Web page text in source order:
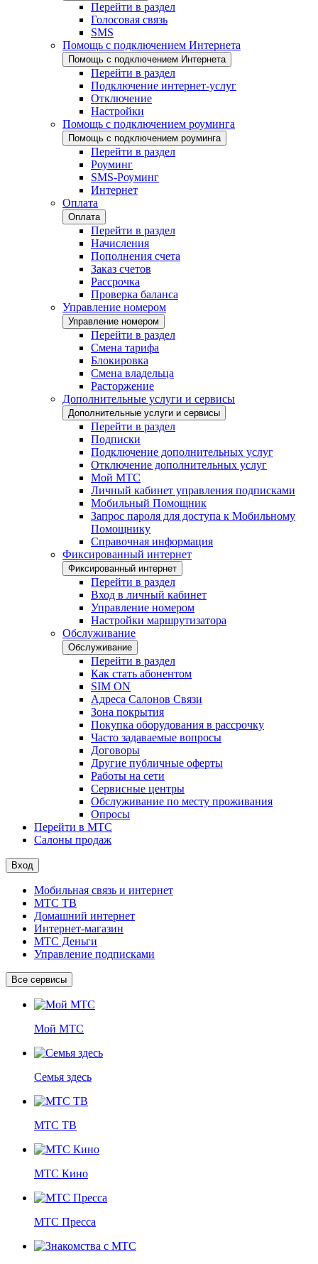
Перейти в раздел
Голосовая связь
SMS
Помощь с подключением Интернета
Помощь с подключением Интернета
Перейти в раздел
Подключение интернет-услуг
Отключение
Настройки
Помощь с подключением роуминга
Помощь с подключением роуминга
Перейти в раздел
Роуминг
SMS-Роуминг
Интернет
Оплата
Оплата
Перейти в раздел
Начисления
Пополнения счета
Заказ счетов
Рассрочка
Проверка баланса
Управление номером
Управление номером
Перейти в раздел
Смена тарифа
Блокировка
Смена владельца
Расторжение
Дополнительные услуги и сервисы
Дополнительные услуги и сервисы
Перейти в раздел
Подписки
Подключение дополнительных услуг
Отключение дополнительных услуг
Мой МТС
Личный кабинет управления подписками
Мобильный Помощник
Запрос пароля для доступа к Мобильному
Помощнику
Справочная информация
Фиксированный интернет
Фиксированный интернет
Перейти в раздел
Вход в личный кабинет
Управление номером
Настройки маршрутизатора
Обслуживание
Обслуживание
Перейти в раздел
Как стать абонентом
SIM ON
Адреса Салонов Связи
Зона покрытия
Покупка оборудования в рассрочку
Часто задаваемые вопросы
Договоры
Другие публичные оферты
Работы на сети
Сервисные центры
Обслуживание по месту проживания
Опросы
Перейти в МТС
Салоны продаж
Вход
Мобильная связь и интернет
МТС ТВ
Домашний интернет
Интернет-магазин
МТС Деньги
Управление подписками
Все сервисы
Мой МТС
Семья здесь
МТС ТВ
МТС Кино
МТС Пресса